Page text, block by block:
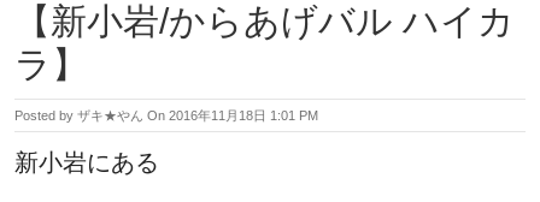
【新小岩/からあげバル ハイカ
ラ】
Posted by ザキ★やん On 2016年11月18日 1:01 PM
新小岩にある